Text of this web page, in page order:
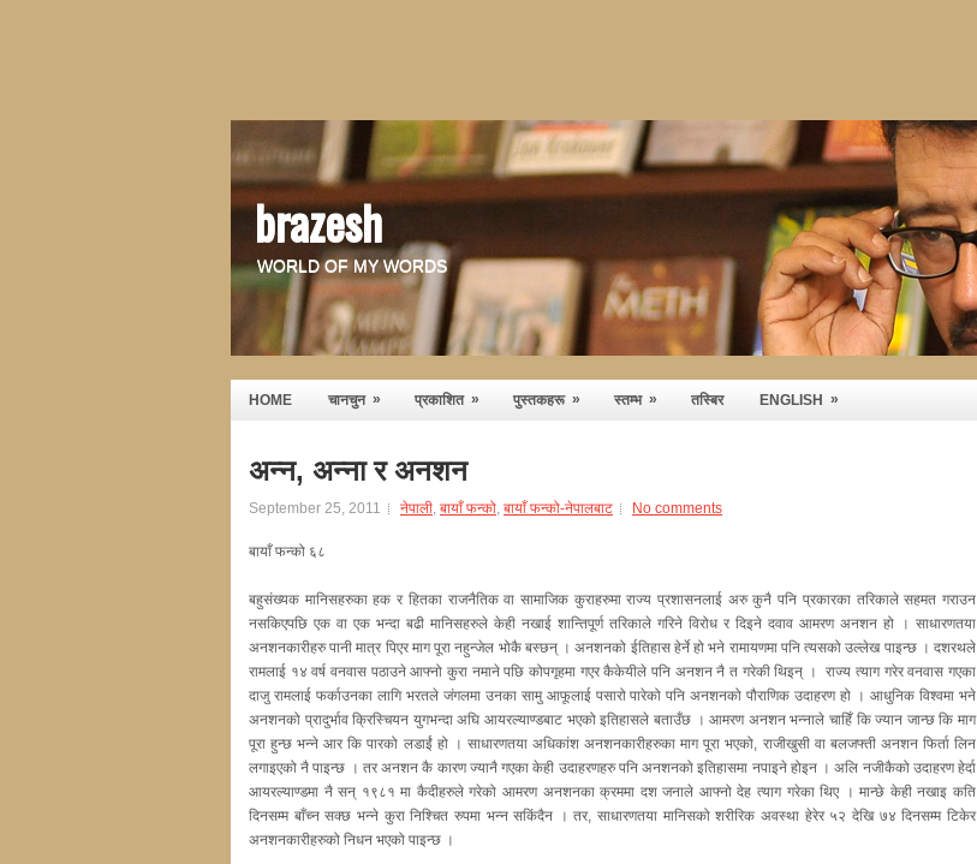
brazesh
WORLD OF MY WORDS
HOME चानचुन » प्रकाशित » पुस्तकहरू » स्तम्भ » तस्बिर ENGLISH »
अन्न, अन्ना र अनशन
September 25, 2011 नेपाली, बायाँ फन्को, बायाँ फन्को-नेपालबाट No comments
बायाँ फन्को ६८
बहुसंख्यक मानिसहरुका हक र हितका राजनैतिक वा सामाजिक कुराहरुमा राज्य प्रशासनलाई अरु कुनै पनि प्रकारका तरिकाले सहमत गराउन
नसकिएपछि एक वा एक भन्दा बढी मानिसहरुले केही नखाई शान्तिपूर्ण तरिकाले गरिने विरोध र दिइने दवाव आमरण अनशन हो । साधारणतया
अनशनकारीहरु पानी मात्र पिएर माग पूरा नहुन्जेल भोकै बस्छन् । अनशनको ईतिहास हेर्ने हो भने रामायणमा पनि त्यसको उल्लेख पाइन्छ । दशरथले
रामलाई १४ वर्ष वनवास पठाउने आफ्नो कुरा नमाने पछि कोपगृहमा गएर कैकेयीले पनि अनशन नै त गरेकी थिइन् । राज्य त्याग गरेर वनवास गएका
दाजु रामलाई फर्काउनका लागि भरतले जंगलमा उनका सामु आफूलाई पसारो पारेको पनि अनशनको पौराणिक उदाहरण हो । आधुनिक विश्वमा भने
अनशनको प्रादुर्भाव क्रिस्चियन युगभन्दा अघि आयरल्याण्डबाट भएको इतिहासले बताउँछ । आमरण अनशन भन्नाले चाहिँ कि ज्यान जान्छ कि माग
पूरा हुन्छ भन्ने आर कि पारको लडाईं हो । साधारणतया अधिकांश अनशनकारीहरुका माग पूरा भएको, राजीखुसी वा बलजफ्ती अनशन फिर्ता लिन
लगाइएको नै पाइन्छ । तर अनशन कै कारण ज्यानै गएका केही उदाहरणहरु पनि अनशनको इतिहासमा नपाइने होइन । अलि नजीकैको उदाहरण हेर्दा
आयरल्याण्डमा नै सन् १९८१ मा कैदीहरुले गरेको आमरण अनशनका क्रममा दश जनाले आफ्नो देह त्याग गरेका थिए । मान्छे केही नखाइ कति
दिनसम्म बाँच्न सक्छ भन्ने कुरा निश्चित रुपमा भन्न सकिंदैन । तर, साधारणतया मानिसको शरीरिक अवस्था हेरेर ५२ देखि ७४ दिनसम्म टिकेर
अनशनकारीहरुको निधन भएको पाइन्छ ।